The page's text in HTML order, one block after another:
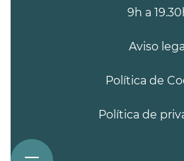
9h a
Aviso legal
Política de
Política de